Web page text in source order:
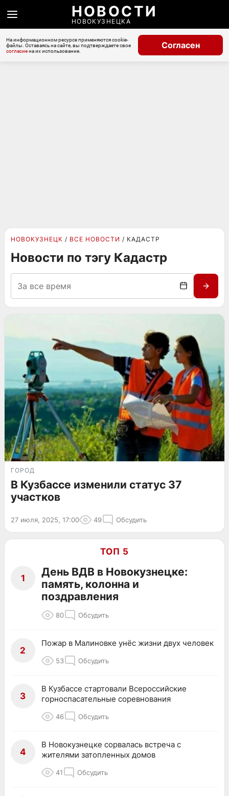
НОВОСТИ
НОВОКУЗНЕЦКА
На информационном ресурсе применяются cookie-
файлы. Оставаясь на сайте, вы подтверждаете свое
согласиена их использование.
Согласен
НОВОКУЗНЕЦК ВСЕ НОВОСТИ КАДАСТР
Новости по тэгу Кадастр
ГОРОД
В Кузбассе изменили статус 37
участков
27 июля, 2025, 17:00 49 Обсудить
ТОП 5
1
День ВДВ в Новокузнецке:
память, колонна и
поздравления
80 Обсудить
2
Пожар в Малиновке унёс жизни двух человек
53 Обсудить
3
В Кузбассе стартовали Всероссийские
горноспасательные соревнования
46 Обсудить
4
В Новокузнецке сорвалась встреча с
жителями затопленных домов
41 Обсудить